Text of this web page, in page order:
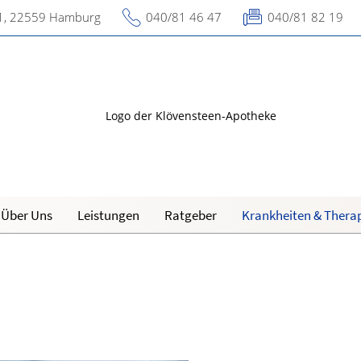
Über Uns Leistungen Ratgeber Krankheiten &
22559 Hamburg 040/81 46 47 040/81 82 19